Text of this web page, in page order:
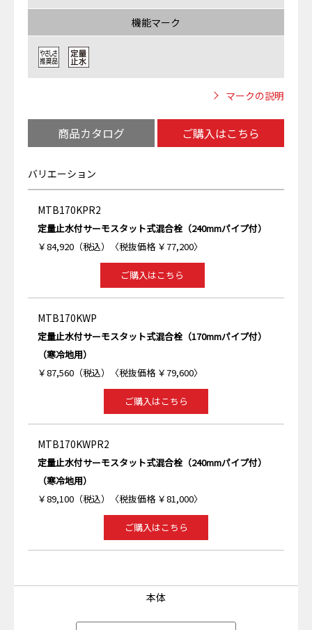
機能マーク
マークの説明
商品カタログ ご購入はこちら
バリエーション
MTB170KPR2
定量止水付サーモスタット式混合栓（240mmパイプ付）
￥84,920（税込）〈税抜価格 ￥77,200〉
ご購入はこちら
MTB170KWP
定量止水付サーモスタット式混合栓（170mmパイプ付）
（寒冷地用）
￥87,560（税込）〈税抜価格 ￥79,600〉
ご購入はこちら
MTB170KWPR2
定量止水付サーモスタット式混合栓（240mmパイプ付）
（寒冷地用）
￥89,100（税込）〈税抜価格 ￥81,000〉
ご購入はこちら
本体